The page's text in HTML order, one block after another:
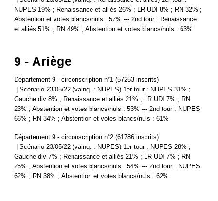
NUPES 19% ; Renaissance et alliés 26% ; LR UDI 8% ; RN 32% ;
Abstention et votes blancs/nuls : 57% --- 2nd tour : Renaissance
et alliés 51% ; RN 49% ; Abstention et votes blancs/nuls : 63%
9 - Ariège
Département 9 - circonscription n°1 (57253 inscrits)
| Scénario 23/05/22 (vainq. : NUPES) 1er tour : NUPES 31% ;
Gauche div 8% ; Renaissance et alliés 21% ; LR UDI 7% ; RN
23% ; Abstention et votes blancs/nuls : 53% --- 2nd tour : NUPES
66% ; RN 34% ; Abstention et votes blancs/nuls : 61%
Département 9 - circonscription n°2 (61786 inscrits)
| Scénario 23/05/22 (vainq. : NUPES) 1er tour : NUPES 28% ;
Gauche div 7% ; Renaissance et alliés 21% ; LR UDI 7% ; RN
25% ; Abstention et votes blancs/nuls : 54% --- 2nd tour : NUPES
62% ; RN 38% ; Abstention et votes blancs/nuls : 62%